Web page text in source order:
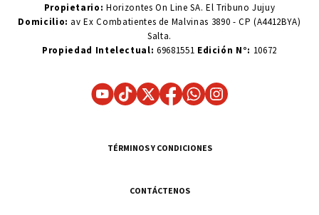
Propietario:Horizontes On Line SA. El Tribuno Jujuy
Domicilio: av Ex Combatientes de Malvinas 3890 - CP (A4412BYA)
Salta.
Propiedad Intelectual: 69681551 Edición N°: 10672
TÉRMINOS Y CONDICIONES
CONTÁCTENOS